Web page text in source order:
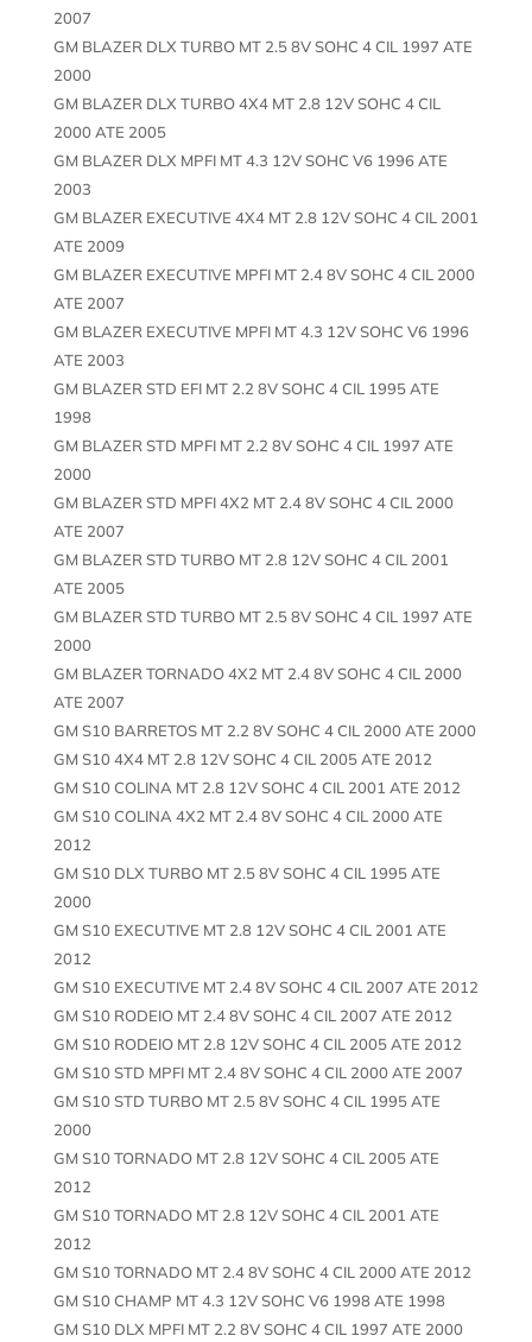
2007
GM BLAZER DLX TURBO MT 2.5 8V SOHC 4 CIL 1997 ATE
2000
GM BLAZER DLX TURBO 4X4 MT 2.8 12V SOHC 4 CIL
2000 ATE 2005
GM BLAZER DLX MPFI MT 4.3 12V SOHC V6 1996 ATE
2003
GM BLAZER EXECUTIVE 4X4 MT 2.8 12V SOHC 4 CIL 2001
ATE 2009
GM BLAZER EXECUTIVE MPFI MT 2.4 8V SOHC 4 CIL 2000
ATE 2007
GM BLAZER EXECUTIVE MPFI MT 4.3 12V SOHC V6 1996
ATE 2003
GM BLAZER STD EFI MT 2.2 8V SOHC 4 CIL 1995 ATE
1998
GM BLAZER STD MPFI MT 2.2 8V SOHC 4 CIL 1997 ATE
2000
GM BLAZER STD MPFI 4X2 MT 2.4 8V SOHC 4 CIL 2000
ATE 2007
GM BLAZER STD TURBO MT 2.8 12V SOHC 4 CIL 2001
ATE 2005
GM BLAZER STD TURBO MT 2.5 8V SOHC 4 CIL 1997 ATE
2000
GM BLAZER TORNADO 4X2 MT 2.4 8V SOHC 4 CIL 2000
ATE 2007
GM S10 BARRETOS MT 2.2 8V SOHC 4 CIL 2000 ATE 2000
GM S10 4X4 MT 2.8 12V SOHC 4 CIL 2005 ATE 2012
GM S10 COLINA MT 2.8 12V SOHC 4 CIL 2001 ATE 2012
GM S10 COLINA 4X2 MT 2.4 8V SOHC 4 CIL 2000 ATE
2012
GM S10 DLX TURBO MT 2.5 8V SOHC 4 CIL 1995 ATE
2000
GM S10 EXECUTIVE MT 2.8 12V SOHC 4 CIL 2001 ATE
2012
GM S10 EXECUTIVE MT 2.4 8V SOHC 4 CIL 2007 ATE 2012
GM S10 RODEIO MT 2.4 8V SOHC 4 CIL 2007 ATE 2012
GM S10 RODEIO MT 2.8 12V SOHC 4 CIL 2005 ATE 2012
GM S10 STD MPFI MT 2.4 8V SOHC 4 CIL 2000 ATE 2007
GM S10 STD TURBO MT 2.5 8V SOHC 4 CIL 1995 ATE
2000
GM S10 TORNADO MT 2.8 12V SOHC 4 CIL 2005 ATE
2012
GM S10 TORNADO MT 2.8 12V SOHC 4 CIL 2001 ATE
2012
GM S10 TORNADO MT 2.4 8V SOHC 4 CIL 2000 ATE 2012
GM S10 CHAMP MT 4.3 12V SOHC V6 1998 ATE 1998
GM S10 DLX MPFI MT 2.2 8V SOHC 4 CIL 1997 ATE 2000